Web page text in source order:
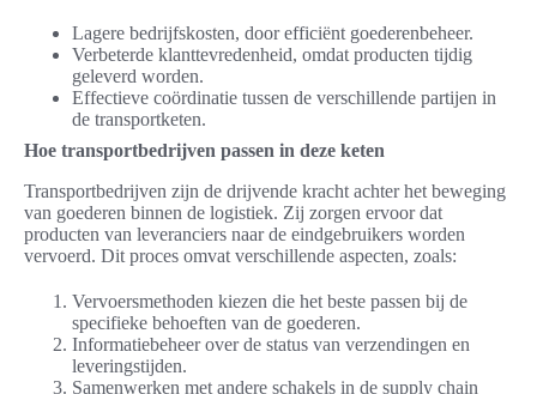
Lagere bedrijfskosten, door efficiënt goederenbeheer.
Verbeterde klanttevredenheid, omdat producten tijdig
geleverd worden.
Effectieve coördinatie tussen de verschillende partijen in
de transportketen.
Hoe transportbedrijven passen in deze keten
Transportbedrijven zijn de drijvende kracht achter het beweging
van goederen binnen de logistiek. Zij zorgen ervoor dat
producten van leveranciers naar de eindgebruikers worden
vervoerd. Dit proces omvat verschillende aspecten, zoals:
Vervoersmethoden kiezen die het beste passen bij de
specifieke behoeften van de goederen.
Informatiebeheer over de status van verzendingen en
leveringstijden.
Samenwerken met andere schakels in de supply chain